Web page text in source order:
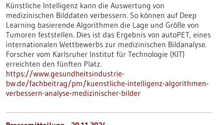
Künstliche Intelligenz kann die Auswertung von
medizinischen Bilddaten verbessern. So können auf Deep
Learning basierende Algorithmen die Lage und Größe von
Tumoren feststellen. Dies ist das Ergebnis von autoPET, eines
internationalen Wettbewerbs zur medizinischen Bildanalyse.
Forscher vom Karlsruher Institut für Technologie (KIT)
erreichten den fünften Platz.
https://www.gesundheitsindustrie-
bw.de/fachbeitrag/pm/kuenstliche-intelligenz-algorithmen-
verbessern-analyse-medizinischer-bilder